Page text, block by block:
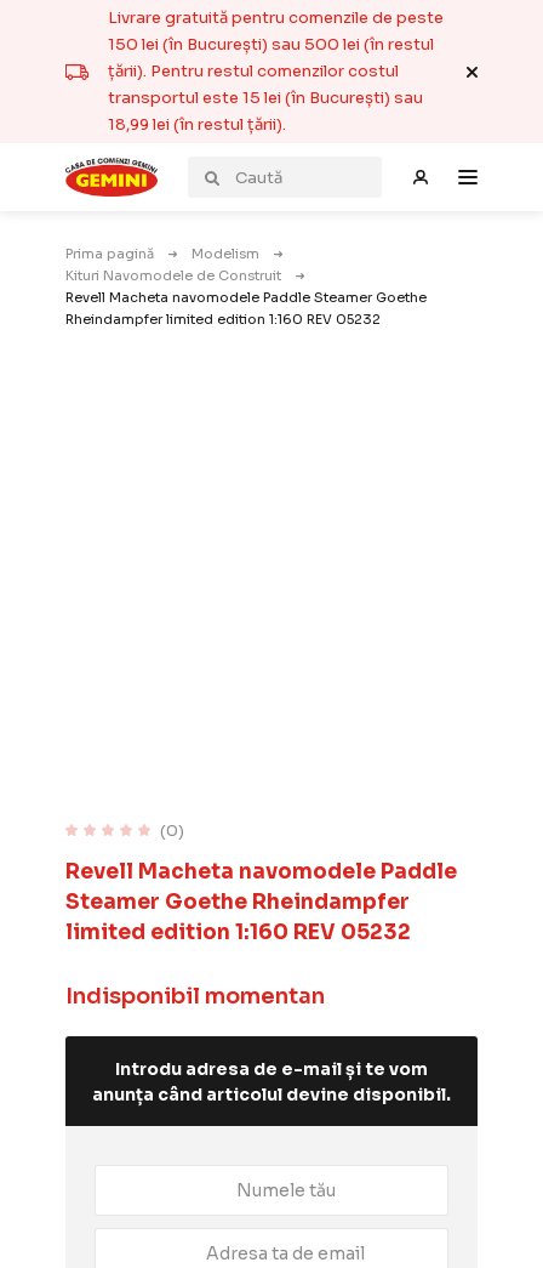
Livrare gratuită pentru comenzile de peste
150 lei (în București) sau 500 lei (în restul
țării). Pentru restul comenzilor costul
transportul este 15 lei (în București) sau
18,99 lei (în restul țării).
Prima pagină
Modelism
Kituri Navomodele de Construit
Revell Macheta navomodele Paddle Steamer Goethe
Rheindampfer limited edition 1:160 REV 05232
(0)
Revell Macheta navomodele Paddle
Steamer Goethe Rheindampfer
limited edition 1:160 REV 05232
Indisponibil momentan
Introdu adresa de e-mail și te vom
anunța când articolul devine disponibil.